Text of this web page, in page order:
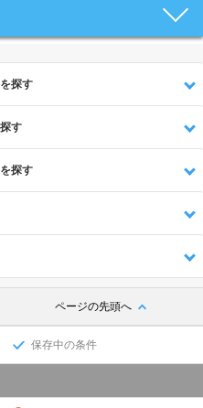
探す
す
探す
ページの先頭へ
保存中の条件